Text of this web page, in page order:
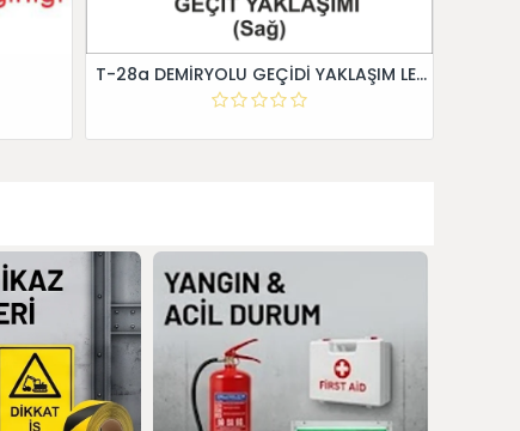
T-28a DEMİRYOLU GEÇİDİ YAKLAŞIM LEVHALARI (Sağ)